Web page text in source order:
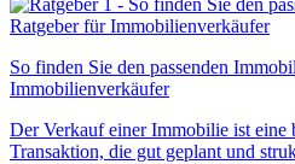
So finden Sie den passenden
Immobilienverkäufer
Der Verkauf einer Immobilie ist eine
Transaktion, die gut geplant und